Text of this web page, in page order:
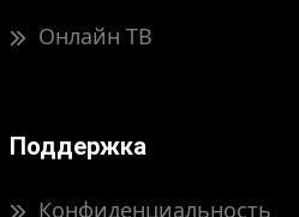
Онлайн ТВ
Поддержка
Конфиденциальность